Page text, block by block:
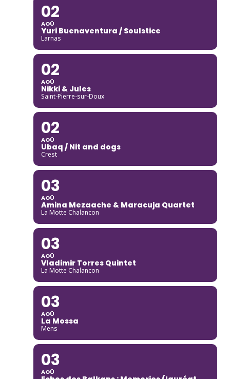
02
AOÛ
Yuri Buenaventura / Soulstice
Larnas
02
AOÛ
Nikki & Jules
Saint-Pierre-sur-Doux
02
AOÛ
Ubaq / Nit and dogs
Crest
03
AOÛ
Amina Mezaache & Maracuja Quartet
La Motte Chalancon
03
AOÛ
Vladimir Torres Quintet
La Motte Chalancon
03
AOÛ
La Mossa
Mens
03
AOÛ